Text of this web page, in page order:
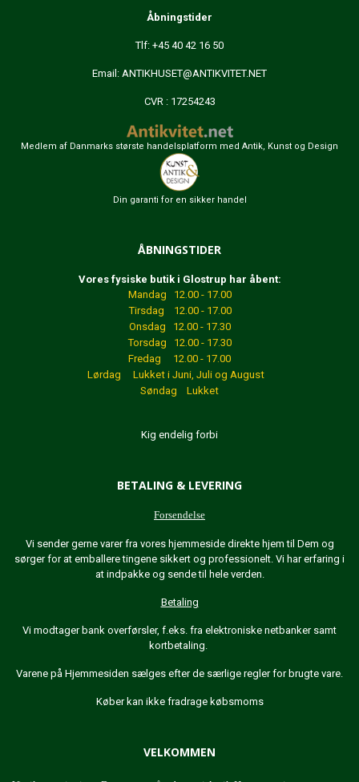
Åbningstider
Tlf: +45 40 42 16 50
Email: ANTIKHUSET@ANTIKVITET.NET
CVR : 17254243
Medlem af Danmarks største handelsplatform med Antik, Kunst og Design
Din garanti for en sikker handel
ÅBNINGSTIDER
Vores fysiske butik i Glostrup har åbent:
Mandag 12.00 - 17.00
Tirsdag 12.00 - 17.00
Onsdag 12.00 - 17.30
Torsdag 12.00 - 17.30
Fredag 12.00 - 17.00
Lørdag Lukket i Juni, Juli og August
Søndag Lukket
Kig endelig forbi
BETALING & LEVERING
Forsendelse
Vi sender gerne varer fra vores hjemmeside direkte hjem til Dem og
sørger for at emballere tingene sikkert og professionelt. Vi har erfaring i
at indpakke og sende til hele verden.
Betaling
Vi modtager bank overførsler, f.eks. fra elektroniske netbanker samt
kortbetaling.
Varene på Hjemmesiden sælges efter de særlige regler for brugte vare.
Køber kan ikke fradrage købsmoms
VELKOMMEN